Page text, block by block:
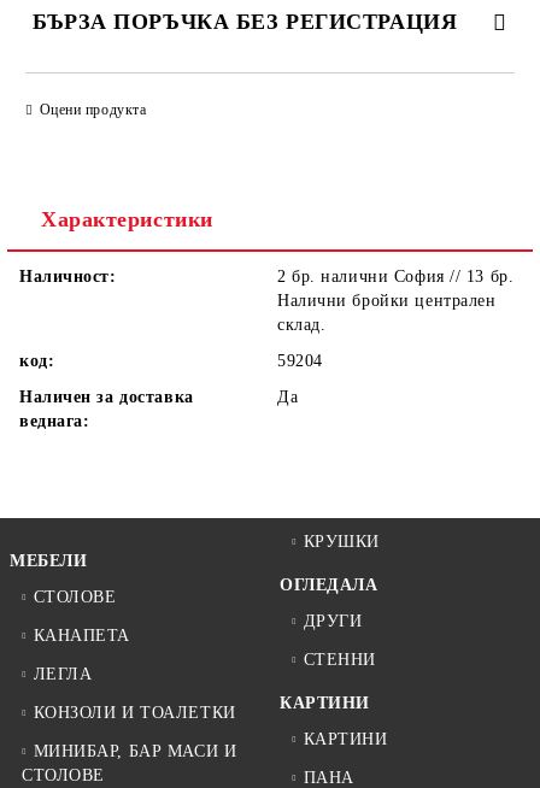
БЪРЗА ПОРЪЧКА БЕЗ РЕГИСТРАЦИЯ
Оцени продукта
Характеристики
Наличност:
2 бр. налични София // 13 бр.
Налични бройки централен
склад.
код:
59204
Наличен за доставка
веднага:
Да
МЕБЕЛИ
СТОЛОВЕ
КАНАПЕТА
ЛЕГЛА
КОНЗОЛИ И ТОАЛЕТКИ
МИНИБАР, БАР МАСИ И
СТОЛОВЕ
КРУШКИ
ОГЛЕДАЛА
ДРУГИ
СТЕННИ
КАРТИНИ
КАРТИНИ
ПАНА